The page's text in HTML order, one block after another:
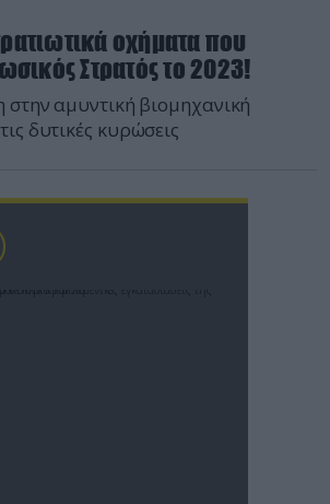
οχήματα που
Στρατός το 2023!
αμυντική βιομηχανική
δυτικές κυρώσεις